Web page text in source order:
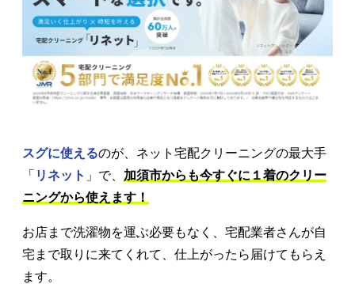
スグに使えるのが、ネット宅配クリーニングの最大手
「 リネット 」で、 加須市からも今すぐに１着のクリー
ニングから使えます！
お店まで洗濯物を運ぶ必要もなく、宅配業者さんが自
宅まで取りに来てくれて、仕上がったら届けてもらえ
ます。